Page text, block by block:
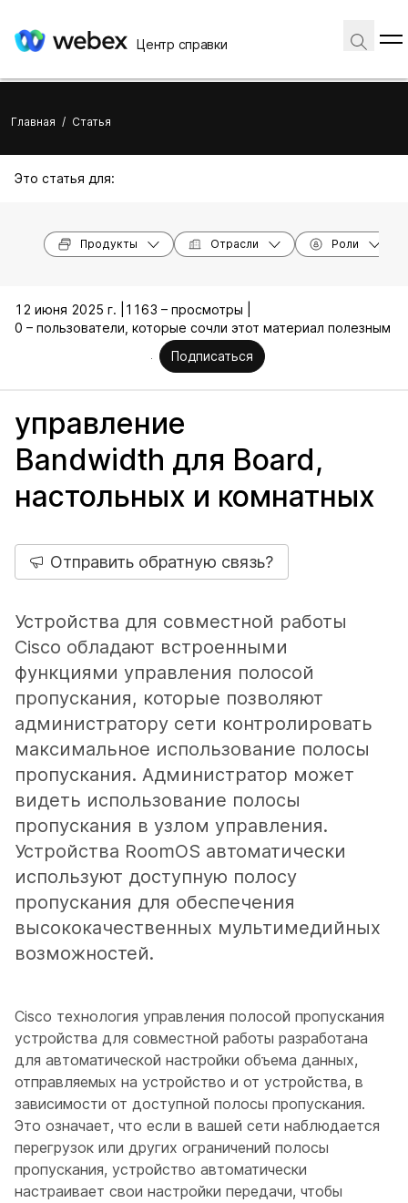
Центр справки
Главная / Статья
Это статья для:
Продукты Отрасли Роли
12 июня 2025 г. |
1163 – просмотры |
0 – пользователи, которые сочли этот материал полезным
Подписаться
управление
Bandwidth для Board,
настольных и комнатных
Отправить обратную связь?
Устройства для совместной работы
Cisco обладают встроенными
функциями управления полосой
пропускания, которые позволяют
администратору сети контролировать
максимальное использование полосы
пропускания. Администратор может
видеть использование полосы
пропускания в узлом управления.
Устройства RoomOS автоматически
используют доступную полосу
пропускания для обеспечения
высококачественных мультимедийных
возможностей.
Cisco технология управления полосой пропускания
устройства для совместной работы разработана
для автоматической настройки объема данных,
отправляемых на устройство и от устройства, в
зависимости от доступной полосы пропускания.
Это означает, что если в вашей сети наблюдается
перегрузок или других ограничений полосы
пропускания, устройство автоматически
настраивает свои настройки передачи, чтобы